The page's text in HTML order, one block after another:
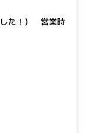
た！） 営業時